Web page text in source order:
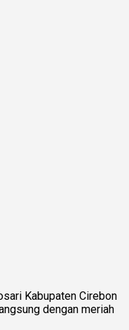
Kabupaten Cirebon
dengan meriah